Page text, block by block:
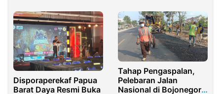
Disporaperekaf Papua
Barat Daya Resmi Buka
Tahap Pengaspalan,
Pelebaran Jalan
Nasional di Bojonegoro